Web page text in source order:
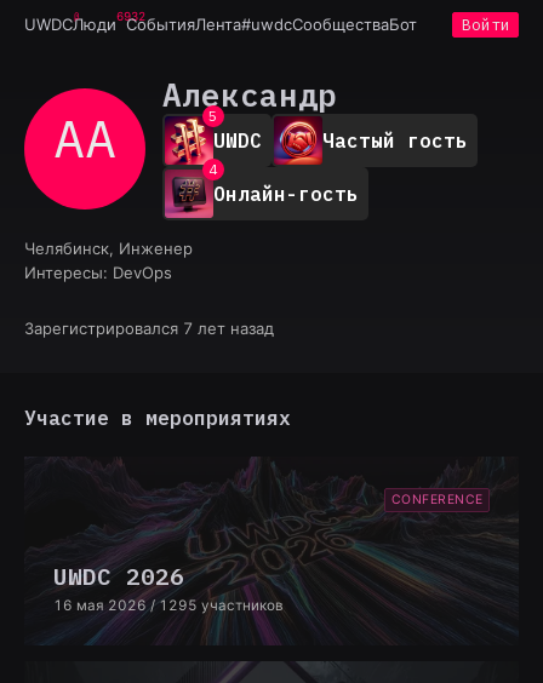
UWDCЛюди6932
СобытияЛента#uwdcСообществаБот Войти
АА
Александр
1
4
5
6
7
8
9
UWDC Частый гость
1
2
3
4
5
6
Онлайн-гость
Челябинск, Инженер
Интересы: DevOps
Зарегистрировался 7 лет назад
Участие в мероприятиях
CONFERENCE
UWDC 2026
16 мая 2026 / 1295 участников